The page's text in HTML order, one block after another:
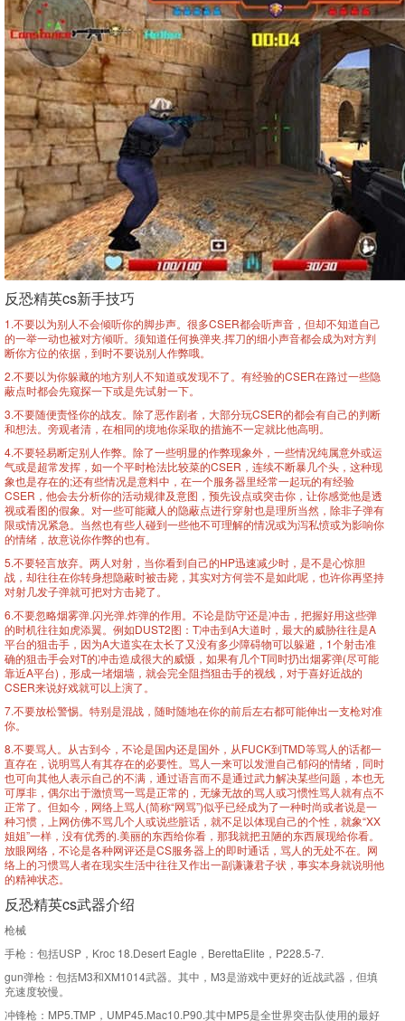
反恐精英cs新手技巧
1.不要以为别人不会倾听你的脚步声。很多CSER都会听声音，但却不知道自己
的一举一动也被对方倾听。须知道任何换弹夹.挥刀的细小声音都会成为对方判
断你方位的依据，到时不要说别人作弊哦。
2.不要以为你躲藏的地方别人不知道或发现不了。有经验的CSER在路过一些隐
蔽点时都会先窥探一下或是先试射一下。
3.不要随便责怪你的战友。除了恶作剧者，大部分玩CSER的都会有自己的判断
和想法。旁观者清，在相同的境地你采取的措施不一定就比他高明。
4.不要轻易断定别人作弊。除了一些明显的作弊现象外，一些情况纯属意外或运
气或是超常发挥，如一个平时枪法比较菜的CSER，连续不断暴几个头，这种现
象也是存在的;还有些情况是意料中，在一个服务器里经常一起玩的有经验
CSER，他会去分析你的活动规律及意图，预先设点或突击你，让你感觉他是透
视或看图的假象。对一些可能藏人的隐蔽点进行穿射也是理所当然，除非子弹有
限或情况紧急。当然也有些人碰到一些他不可理解的情况或为泻私愤或为影响你
的情绪，故意说你作弊的也有。
5.不要轻言放弃。两人对射，当你看到自己的HP迅速减少时，是不是心惊胆
战，却往往在你转身想隐蔽时被击毙，其实对方何尝不是如此呢，也许你再坚持
对射几发子弹就可把对方击毙了。
6.不要忽略烟雾弹.闪光弹.炸弹的作用。不论是防守还是冲击，把握好用这些弹
的时机往往如虎添翼。例如DUST2图：T冲击到A大道时，最大的威胁往往是A
平台的狙击手，因为A大道实在太长了又没有多少障碍物可以躲避，1个射击准
确的狙击手会对T的冲击造成很大的威慑，如果有几个T同时扔出烟雾弹(尽可能
靠近A平台)，形成一堵烟墙，就会完全阻挡狙击手的视线，对于喜好近战的
CSER来说好戏就可以上演了。
7.不要放松警惕。特别是混战，随时随地在你的前后左右都可能伸出一支枪对准
你。
8.不要骂人。从古到今，不论是国内还是国外，从FUCK到TMD等骂人的话都一
直存在，说明骂人有其存在的必要性。骂人一来可以发泄自己郁闷的情绪，同时
也可向其他人表示自己的不满，通过语言而不是通过武力解决某些问题，本也无
可厚非，偶尔出于激愤骂一骂是正常的，无缘无故的骂人或习惯性骂人就有点不
正常了。但如今，网络上骂人(简称“网骂”)似乎已经成为了一种时尚或者说是一
种习惯，上网仿佛不骂几个人或说些脏话，就不足以体现自己的个性，就象“XX
姐姐”一样，没有优秀的.美丽的东西给你看，那我就把丑陋的东西展现给你看。
放眼网络，不论是各种网评还是CS服务器上的即时通话，骂人的无处不在。网
络上的习惯骂人者在现实生活中往往又作出一副谦谦君子状，事实本身就说明他
的精神状态。
反恐精英cs武器介绍
枪械
手枪：包括USP，Kroc 18.Desert Eagle，BerettaElite，P228.5-7.
gun弹枪：包括M3和XM1014武器。其中，M3是游戏中更好的近战武器，但填
充速度较慢。
冲锋枪：MP5.TMP，UMP45.Mac10.P90.其中MP5是全世界突击队使用的最好